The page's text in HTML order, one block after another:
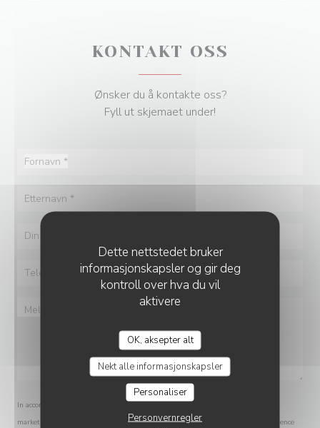
Dette nettstedet bruker
informasjonskapsler og gir deg
kontroll over hva du vil
aktivere
OK, aksepter alt
Nekt alle informasjonskapsler
Personaliser
Personvernregler
KONTAKT OSS
Ønsker du å kontakte oss?
Fyll ut skjemaet under!
In accordance with data protection regulations, you have the right to opt out of
marketing communications. UK residents can register with the Telephone Preference